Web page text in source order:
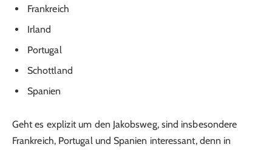
Frankreich
Irland
Portugal
Schottland
Spanien
Geht es explizit um den Jakobsweg, sind insbesondere
Frankreich, Portugal und Spanien interessant, denn in